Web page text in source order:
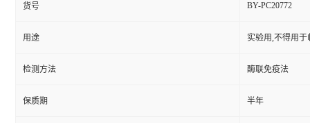
货号 BY-PC20772
用途 实验用,不得用于
检测方法 酶联免疫法
保质期 半年